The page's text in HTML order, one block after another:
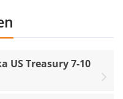
US Treasury 7-10